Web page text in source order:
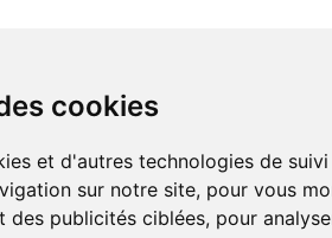
cookies
et d'autres technologies de
sur notre site, pour vous
des publicités ciblées, pour